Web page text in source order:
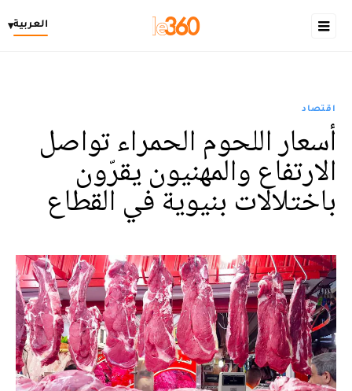
العربية▾
اقتصاد
أسعار اللحوم الحمراء تواصل
الارتفاع والمهنيون يقرّون
باختلالات بنيوية في القطاع